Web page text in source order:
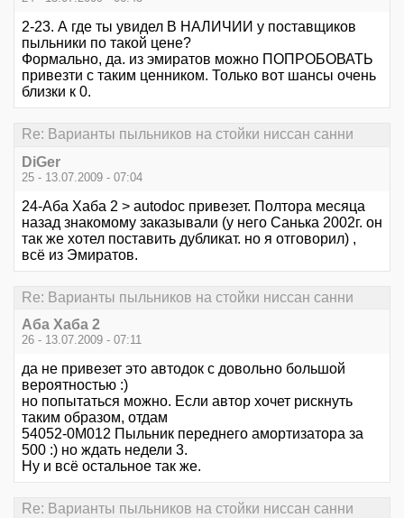
2-23. А где ты увидел В НАЛИЧИИ у поставщиков
пыльники по такой цене?
Формально, да. из эмиратов можно ПОПРОБОВАТЬ
привезти с таким ценником. Только вот шансы очень
близки к 0.
Re: Варианты пыльников на стойки ниссан санни
DiGer
25 - 13.07.2009 - 07:04
24-Аба Хаба 2 > autodoc привезет. Полтора месяца
назад знакомому заказывали (у него Санька 2002г. он
так же хотел поставить дубликат. но я отговорил) ,
всё из Эмиратов.
Re: Варианты пыльников на стойки ниссан санни
Аба Хаба 2
26 - 13.07.2009 - 07:11
да не привезет это автодок с довольно большой
вероятностью :)
но попытаться можно. Если автор хочет рискнуть
таким образом, отдам
54052-0M012 Пыльник переднего амортизатора за
500 :) но ждать недели 3.
Ну и всё остальное так же.
Re: Варианты пыльников на стойки ниссан санни